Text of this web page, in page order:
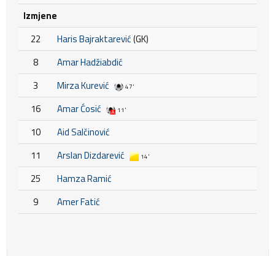
Izmjene
22
Haris Bajraktarević(GK)
8
Amar Hadžiabdić
3
Mirza Kurević 47'
16 Amar Ćosić 11'
10
Aid Salčinović
11
Arslan Dizdarević 14'
25
Hamza Ramić
9
Amer Fatić